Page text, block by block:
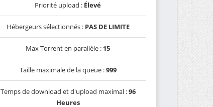
Priorité upload : Élevé
Hébergeurs sélectionnés : PAS DE LIMITE
Max Torrent en parallèle : 15
Taille maximale de la queue :999
Temps de download et d'upload maximal :96
Heures